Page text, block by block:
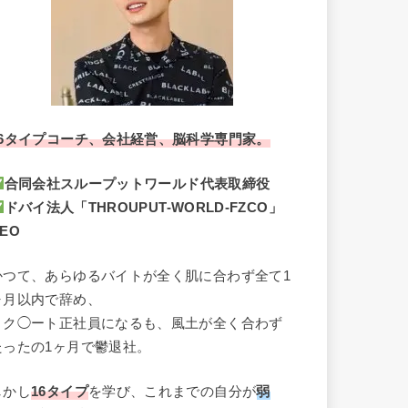
タイプコーチ、会社経営、脳科学専門家。
合同会社スループットワールド代表取締役
ドバイ法人「THROUPUT-WORLD-FZCO」
つて、あらゆるバイトが全く肌に合わず全て1
以内で辞め、
ク◯ート正社員になるも、風土が全く合わず
ったの1ヶ月で鬱退社。
かし16タイプを学び、これまでの自分が弱